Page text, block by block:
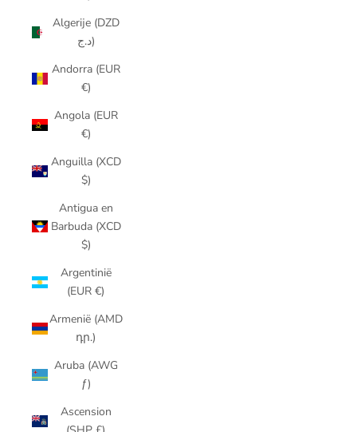
Algerije (DZD
د.ج)
Andorra (EUR
€)
Angola (EUR
€)
Anguilla (XCD
$)
Antigua en
Barbuda (XCD
$)
Argentinië
(EUR €)
Armenië (AMD
դր.)
Aruba (AWG
ƒ)
Ascension